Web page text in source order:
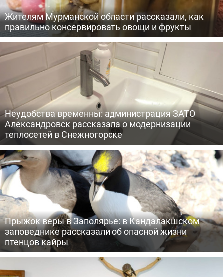
Жителям Мурманской области рассказали, как
правильно консервировать овощи и фрукты
Неудобства временны: администрация ЗАТО
Александровск рассказала о модернизации
теплосетей в Снежногорске
Прыжок веры в Заполярье: в Кандалакшском
заповеднике рассказали об опасной жизни
птенцов кайры